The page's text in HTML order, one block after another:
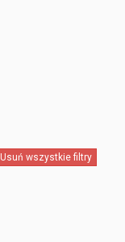
Usuń wszystkie filtry